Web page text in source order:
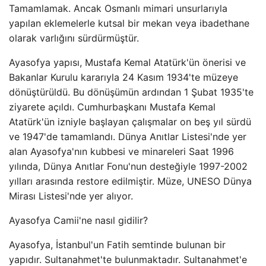
Tamamlamak. Ancak Osmanlı mimari unsurlarıyla
yapılan eklemelerle kutsal bir mekan veya ibadethane
olarak varlığını sürdürmüştür.
Ayasofya yapısı, Mustafa Kemal Atatürk'ün önerisi ve
Bakanlar Kurulu kararıyla 24 Kasım 1934'te müzeye
dönüştürüldü. Bu dönüşümün ardından 1 Şubat 1935'te
ziyarete açıldı. Cumhurbaşkanı Mustafa Kemal
Atatürk'ün izniyle başlayan çalışmalar on beş yıl sürdü
ve 1947'de tamamlandı. Dünya Anıtlar Listesi'nde yer
alan Ayasofya'nın kubbesi ve minareleri Saat 1996
yılında, Dünya Anıtlar Fonu'nun desteğiyle 1997-2002
yılları arasında restore edilmiştir. Müze, UNESO Dünya
Mirası Listesi'nde yer alıyor.
Ayasofya Camii'ne nasıl gidilir?
Ayasofya, İstanbul'un Fatih semtinde bulunan bir
yapıdır. Sultanahmet'te bulunmaktadır. Sultanahmet'e